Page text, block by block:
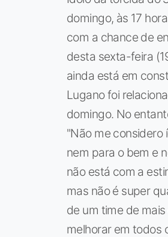
domingo, às 17
com a chance de
desta sexta-feira
ainda está em
Lugano foi
domingo. No
"Não me considero
nem para o bem e
não está com a
mas não é super
de um time de
melhorar em todos